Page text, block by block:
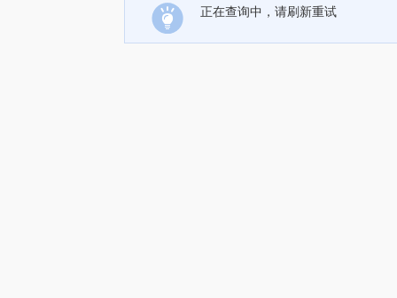
正在查询中，请刷新重试